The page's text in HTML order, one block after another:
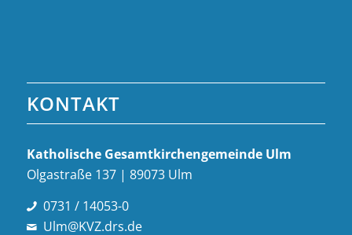
KONTAKT
Katholische Gesamt­kirchen­gemeinde Ulm
Olgastraße 137 | 89073 Ulm
0731 / 14053-0
Ulm@KVZ.drs.de